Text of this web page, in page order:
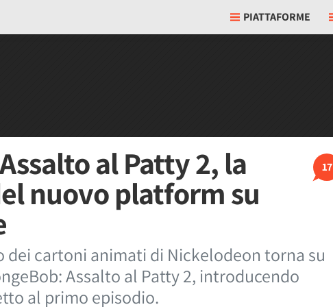
PIATTAFORME
17
al Patty 2, la
nuovo platform su
dei cartoni animati di Nickelodeon torna su
Assalto al Patty 2, introducendo
al primo episodio.